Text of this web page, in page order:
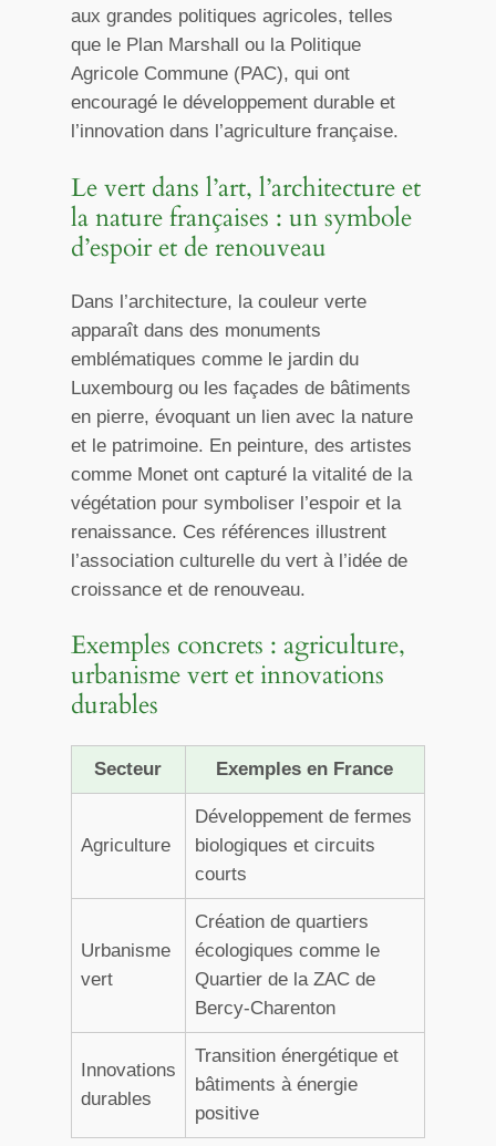
aux grandes politiques agricoles, telles
que le Plan Marshall ou la Politique
Agricole Commune (PAC), qui ont
encouragé le développement durable et
l’innovation dans l’agriculture française.
Le vert dans l’art, l’architecture et
la nature françaises : un symbole
d’espoir et de renouveau
Dans l’architecture, la couleur verte
apparaît dans des monuments
emblématiques comme le jardin du
Luxembourg ou les façades de bâtiments
en pierre, évoquant un lien avec la nature
et le patrimoine. En peinture, des artistes
comme Monet ont capturé la vitalité de la
végétation pour symboliser l’espoir et la
renaissance. Ces références illustrent
l’association culturelle du vert à l’idée de
croissance et de renouveau.
Exemples concrets : agriculture,
urbanisme vert et innovations
durables
Secteur Exemples en France
Agriculture
Développement de fermes
biologiques et circuits
courts
Urbanisme
vert
Création de quartiers
écologiques comme le
Quartier de la ZAC de
Bercy-Charenton
Innovations
durables
Transition énergétique et
bâtiments à énergie
positive